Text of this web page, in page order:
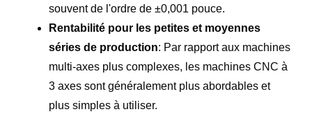
souvent de l'ordre de ±0,001 pouce.
Rentabilité pour les petites et moyennes
séries de production: Par rapport aux machines
multi-axes plus complexes, les machines CNC à
3 axes sont généralement plus abordables et
plus simples à utiliser.